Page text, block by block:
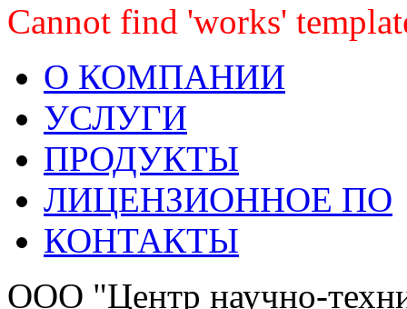
Cannot find 'works'
О КОМПАНИИ
УСЛУГИ
ПРОДУКТЫ
ЛИЦЕНЗИОННОЕ ПО
КОНТАКТЫ
OOО "Центр научно-